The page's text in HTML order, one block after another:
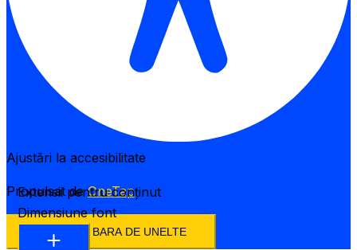
Ajustări la accesibilitate
Propulsat deOneTap
ASCUNDE BARA DE UNELTE
Extensii pentru conținut
Dimensiune font